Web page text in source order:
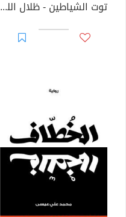
توت الشياطين - ظلال الليل المميتة